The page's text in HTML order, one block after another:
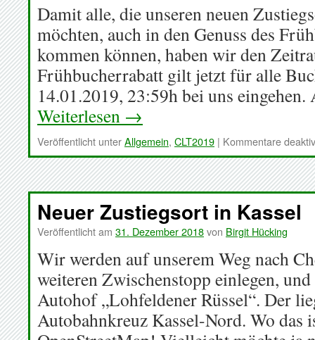
Damit alle, die unseren neuen
möchten, auch in den Genuss des
kommen können, haben wir den
Frühbucherrabatt gilt jetzt für alle
14.01.2019, 23:59h bei uns
Weiterlesen →
Veröffentlicht unterAllgemein, CLT2019 | Kommentare
Neuer Zustiegsort in Kassel
Veröffentlicht am 31. Dezember 2018von Birgit Hücking
Wir werden auf unserem Weg nach
weiteren Zwischenstopp einlegen,
Autohof „Lohfeldener Rüssel“. Der
Autobahnkreuz Kassel-Nord. Wo das